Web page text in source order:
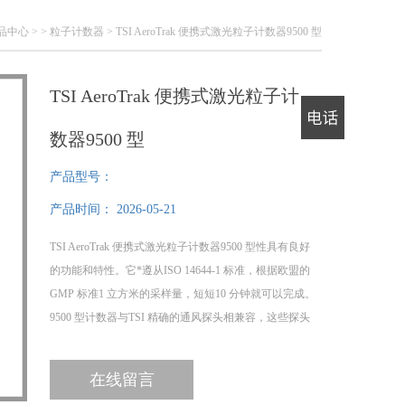
中心 > > 粒子计数器 > TSI AeroTrak 便携式激光粒子计数器9500 型
TSI AeroTrak 便携式激光粒子计
数器9500 型
产品型号：
产品时间： 2026-05-21
TSI AeroTrak 便携式激光粒子计数器9500 型性具有良好
的功能和特性。它*遵从ISO 14644-1 标准，根据欧盟的
GMP 标准1 立方米的采样量，短短10 分钟就可以完成。
9500 型计数器与TSI 精确的通风探头相兼容，这些探头
成为现场过滤测试的选择。
在线留言